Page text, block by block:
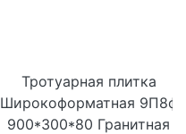
Тротуарная плитка
Широкоформатная 9П8ф
900*300*80 Гранитная